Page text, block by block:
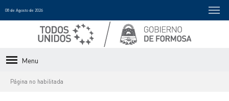
08 de Agosto de 2026
Menu
Página no habilitada